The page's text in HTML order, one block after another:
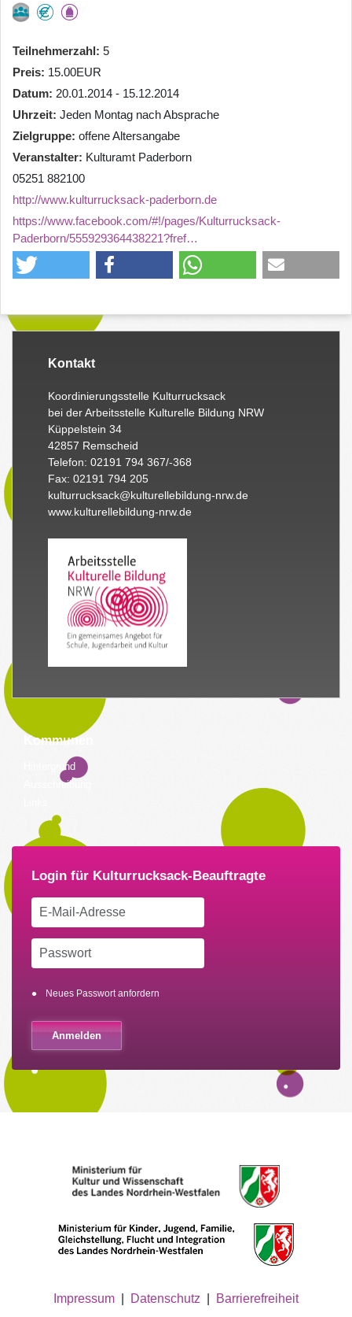
Teilnehmerzahl 5
Preis 15.00EUR
Datum 20.01.2014 - 15.12.2014
Uhrzeit Jeden Montag nach Absprache
Zielgruppe offene Altersangabe
Veranstalter Kulturamt Paderborn
05251 882100
http://www.kulturrucksack-paderborn.de
https://www.facebook.com/#!/pages/Kulturrucksack-
Paderborn/555929364438221?fref…
Kontakt
Koordinierungsstelle Kulturrucksack
bei der Arbeitsstelle Kulturelle Bildung NRW
Küppelstein 34
42857 Remscheid
Telefon: 02191 794 367/-368
Fax: 02191 794 205
kulturrucksack@kulturellebildung-nrw.de
www.kulturellebildung-nrw.de
Kommunen
Hintergrund
Ausschreibung
Neues Passwort anfordern
Impressum Datenschutz Barrierefreiheit